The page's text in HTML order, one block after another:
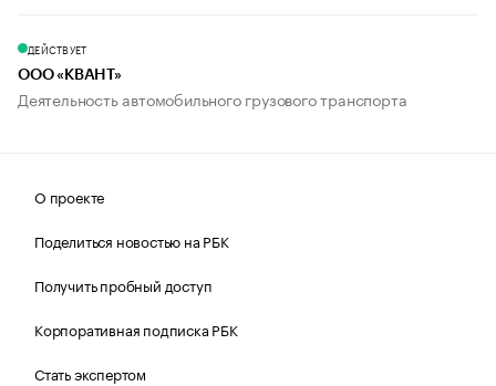
ДЕЙСТВУЕТ
ООО «КВАНТ»
Деятельность автомобильного грузового транспорта
О проекте
Поделиться новостью на РБК
Получить пробный доступ
Корпоративная подписка РБК
Стать экспертом